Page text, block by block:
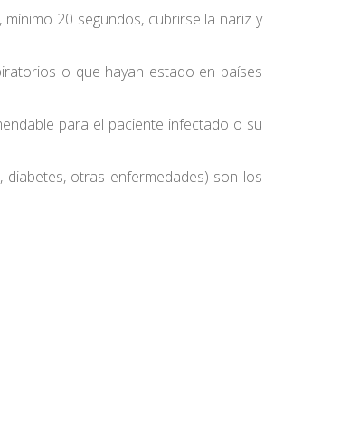
20 segundos, cubrirse la nariz y
o que hayan estado en países
para el paciente infectado o su
otras enfermedades) son los